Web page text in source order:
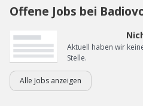
Offene Jobs bei
Aktuell haben wir
Stelle.
Alle Jobs anzeigen